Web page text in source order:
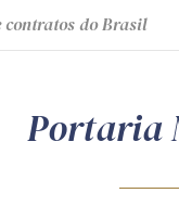
do Brasil
Portaria